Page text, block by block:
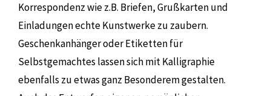
Korrespondenz wie z.B. Briefen, Grußkarten und
Einladungen echte Kunstwerke zu zaubern.
Geschenkanhänger oder Etiketten für
Selbstgemachtes lassen sich mit Kalligraphie
ebenfalls zu etwas ganz Besonderem gestalten.